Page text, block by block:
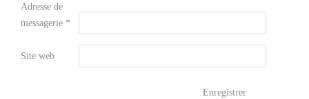
Adresse de
messagerie *
Site web
Enregistrer